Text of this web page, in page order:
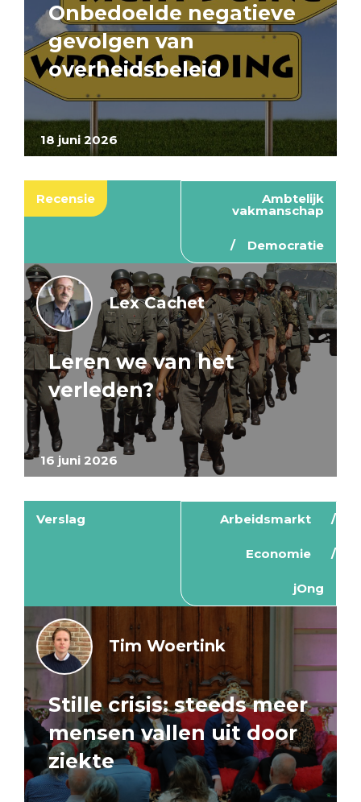
18 juni 2026
Onbedoelde negatieve
gevolgen van
overheidsbeleid
Recensie Ambtelijk
vakmanschap
Democratie
16 juni 2026
Lex Cachet
Leren we van het
verleden?
Verslag Arbeidsmarkt
Economie
jOng
Tim Woertink
Stille crisis: steeds meer
mensen vallen uit door
ziekte